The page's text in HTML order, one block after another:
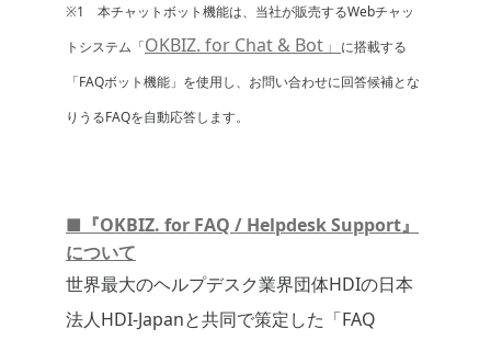
※1 本チャットボット機能は、当社が販売するWebチャッ
トシステム「OKBIZ. for Chat & Bot」 に搭載する
「FAQボット機能」を使用し、お問い合わせに回答候補とな
りうるFAQを自動応答します。
■『OKBIZ. for FAQ / Helpdesk Support』
について
世界最大のヘルプデスク業界団体HDIの日本
法人HDI-Japanと共同で策定した「FAQ